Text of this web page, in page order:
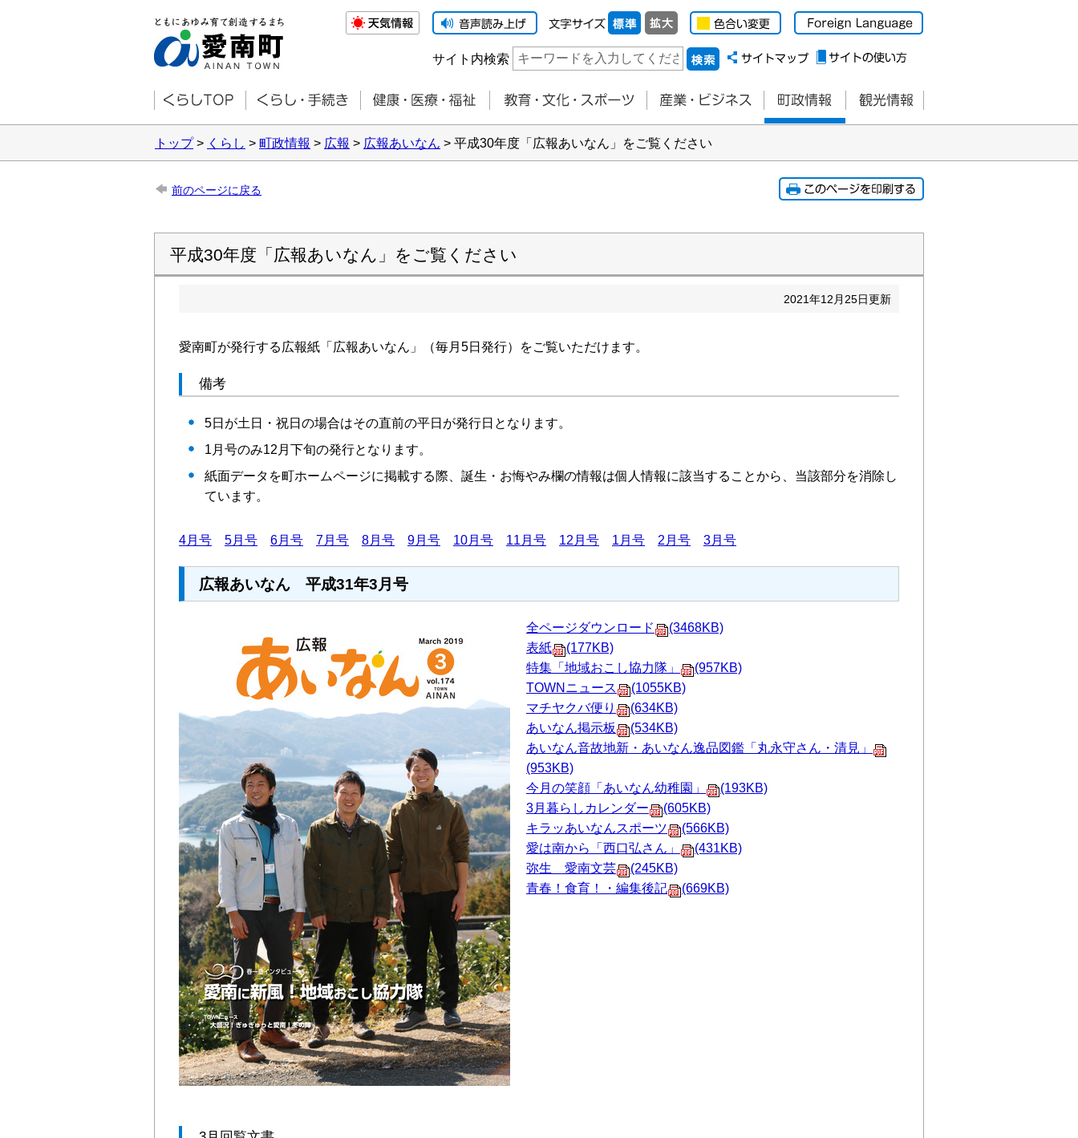
サイト内検索
トップ> くらし > 町政情報 > 広報 > 広報あいなん > 平成30年度「広報あいなん」をご覧ください
前のページに戻る
平成30年度「広報あいなん」をご覧ください
2021年12 月 25日更新
愛南町が発行する広報紙「広報あいなん」（毎月5日発行）をご覧いただけます。
備考
5日が土日・祝日の場合はその直前の平日が発行日となります。
1月号のみ12月下旬の発行となります。
紙面データを町ホームページに掲載する際、誕生・お悔やみ欄の情報は個人情報に該当することから、当該部分を消除し
ています。
4月号 5月号 6月号 7月号 8月号 9月号 10月号 11月号 12月号 1月号 2月号 3月号
広報あいなん 平成31年3月号
全ページダウンロード
(3468KB)
表紙
(177KB)
特集「地域おこし協力隊」
(957KB)
TOWNニュース
(1055KB)
マチヤクバ便り
(634KB)
あいなん掲示板
(534KB)
あいなん音故地新・あいなん逸品図鑑「丸永守さん・清見」
(953KB)
今月の笑顔「あいなん幼稚園」
(193KB)
3月暮らしカレンダー
(605KB)
キラッあいなんスポーツ
(566KB)
愛は南から「西口弘さん」
(431KB)
弥生 愛南文芸
(245KB)
青春！食育！・編集後記
(669KB)